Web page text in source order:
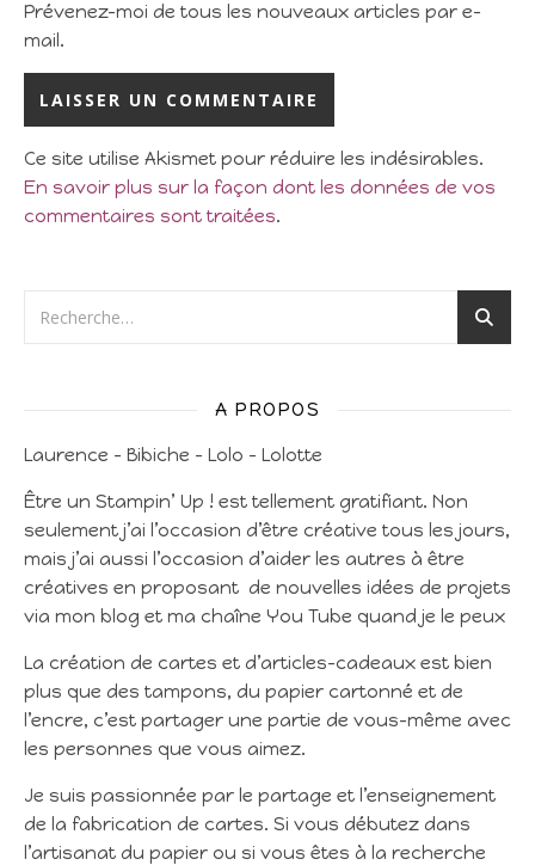
Prévenez-moi de tous les nouveaux articles par e-
mail.
Ce site utilise Akismet pour réduire les indésirables.
En savoir plus sur la façon dont les données de vos
commentaires sont traitées.
A PROPOS
Laurence – Bibiche – Lolo – Lolotte
Être un Stampin’ Up ! est tellement gratifiant. Non
seulement j’ai l’occasion d’être créative tous les jours,
mais j’ai aussi l’occasion d’aider les autres à être
créatives en proposant de nouvelles idées de projets
via mon blog et ma chaîne You Tube quand je le peux
La création de cartes et d’articles-cadeaux est bien
plus que des tampons, du papier cartonné et de
l’encre, c’est partager une partie de vous-même avec
les personnes que vous aimez.
Je suis passionnée par le partage et l’enseignement
de la fabrication de cartes. Si vous débutez dans
l’artisanat du papier ou si vous êtes à la recherche